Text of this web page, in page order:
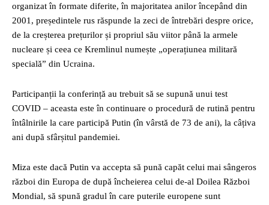
organizat în formate diferite, în majoritatea anilor începând din
2001, președintele rus răspunde la zeci de întrebări despre orice,
de la creșterea prețurilor și propriul său viitor până la armele
nucleare și ceea ce Kremlinul numește „operațiunea militară
specială” din Ucraina.
Participanții la conferință au trebuit să se supună unui test
COVID – aceasta este în continuare o procedură de rutină pentru
întâlnirile la care participă Putin (în vârstă de 73 de ani), la câțiva
ani după sfârșitul pandemiei.
Miza este dacă Putin va accepta să pună capăt celui mai sângeros
război din Europa de după încheierea celui de-al Doilea Război
Mondial, să spună gradul în care puterile europene sunt